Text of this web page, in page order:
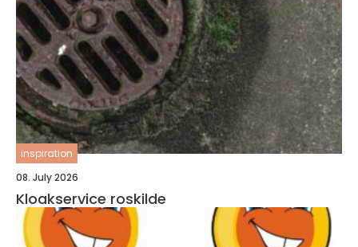
inspiration
08. July 2026
Kloakservice roskilde